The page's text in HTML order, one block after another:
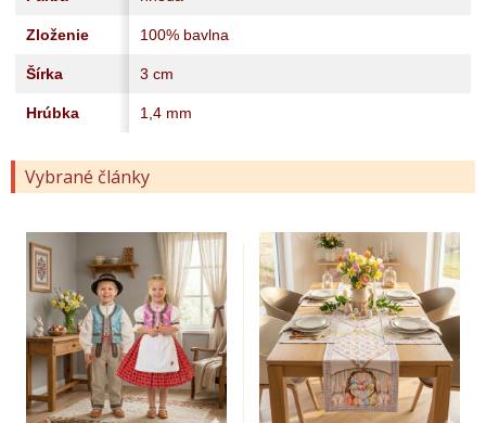
Zloženie 100% bavlna
Šírka 3 cm
Hrúbka 1,4 mm
Vybrané články